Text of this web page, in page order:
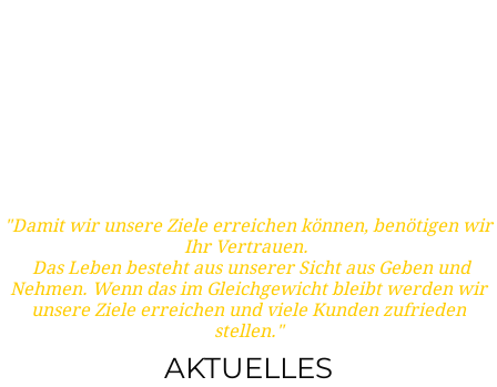
"Damit wir unsere Ziele erreichen können, benötigen wir
Ihr Vertrauen.
Das Leben besteht aus unserer Sicht aus Geben und
Nehmen. Wenn das im Gleichgewicht bleibt werden wir
unsere Ziele erreichen und viele Kunden zufrieden
stellen."
AKTUELLES